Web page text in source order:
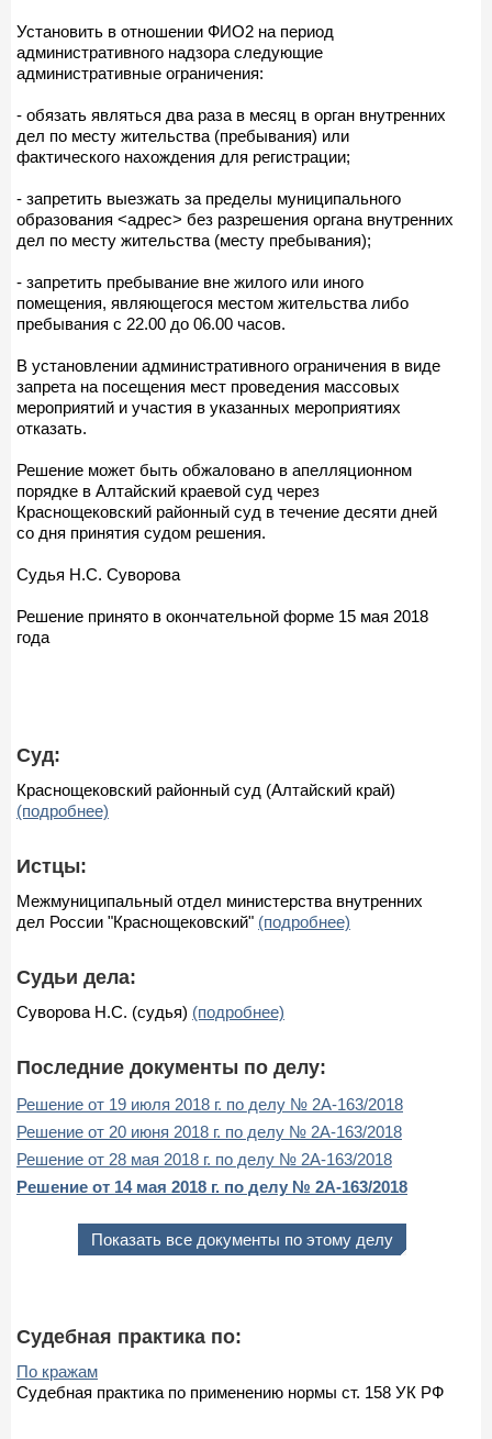
Установить в отношении ФИО2 на период
административного надзора следующие
административные ограничения:
- обязать являться два раза в месяц в орган внутренних
дел по месту жительства (пребывания) или
фактического нахождения для регистрации;
- запретить выезжать за пределы муниципального
образования <адрес> без разрешения органа внутренних
дел по месту жительства (месту пребывания);
- запретить пребывание вне жилого или иного
помещения, являющегося местом жительства либо
пребывания с 22.00 до 06.00 часов.
В установлении административного ограничения в виде
запрета на посещения мест проведения массовых
мероприятий и участия в указанных мероприятиях
отказать.
Решение может быть обжаловано в апелляционном
порядке в Алтайский краевой суд через
Краснощековский районный суд в течение десяти дней
со дня принятия судом решения.
Судья Н.С. Суворова
Решение принято в окончательной форме 15 мая 2018
года
Суд:
Краснощековский районный суд (Алтайский край)
(подробнее)
Истцы:
Межмуниципальный отдел министерства внутренних
дел России "Краснощековский" (подробнее)
Судьи дела:
Суворова Н.С. (судья) (подробнее)
Последние документы по делу:
Решение от 19 июля 2018 г. по делу № 2А-163/2018
Решение от 20 июня 2018 г. по делу № 2А-163/2018
Решение от 28 мая 2018 г. по делу № 2А-163/2018
Решение от 14 мая 2018 г. по делу № 2А-163/2018
Показать все документы по этому делу
Судебная практика по:
По кражам
Судебная практика по применению нормы ст. 158 УК РФ